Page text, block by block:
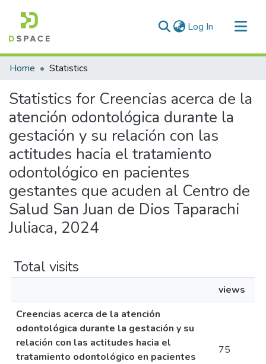
Log In (current)
Communities & Collections
Home Statistics
Statistics for Creencias acerca de la
atención odontológica durante la
gestación y su relación con las
actitudes hacia el tratamiento
odontológico en pacientes
gestantes que acuden al Centro de
Salud San Juan de Dios Taparachi
Juliaca, 2024
Total visits
views
Creencias acerca de la atención
odontológica durante la gestación y su
relación con las actitudes hacia el
tratamiento odontológico en pacientes
75